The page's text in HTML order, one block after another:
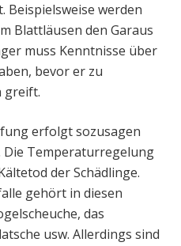
Beispielsweise werden
Blattläusen den Garaus
muss Kenntnisse über
bevor er zu
greift.
erfolgt sozusagen
Die Temperaturregelung
der Schädlinge.
gehört in diesen
das
usw. Allerdings sind